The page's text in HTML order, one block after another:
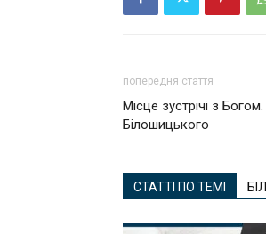
попередня стаття
Місце зустрічі з
Білошицького
СТАТТІ ПО ТЕМІ